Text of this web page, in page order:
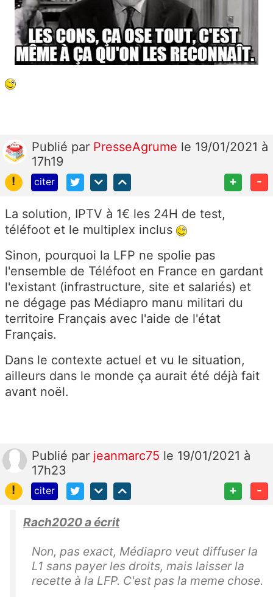
Publié par PresseAgrume le 19/01/2021 à
17h19
!
citer + -
La solution, IPTV à 1€ les 24H de test,
téléfoot et le multiplex inclus
Sinon, pourquoi la LFP ne spolie pas
l'ensemble de Téléfoot en France en gardant
l'existant (infrastructure, site et salariés) et
ne dégage pas Médiapro manu militari du
territoire Français avec l'aide de l'état
Français.
Dans le contexte actuel et vu le situation,
ailleurs dans le monde ça aurait été déjà fait
avant noël.
Publié par jeanmarc75 le 19/01/2021 à
17h23
!
citer + -
Rach2020 a écrit
Non, pas exact, Médiapro veut diffuser la
L1 sans payer les droits, mais laisser la
recette à la LFP. C'est pas la meme chose.